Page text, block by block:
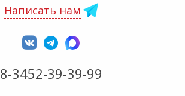
Написать нам
8-3452-39-39-99